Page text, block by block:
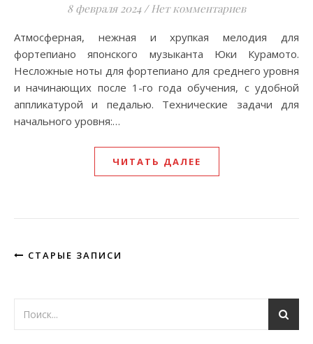
8 февраля 2024 / Нет комментариев
Атмосферная, нежная и хрупкая мелодия для
фортепиано японского музыканта Юки Курамото.
Несложные ноты для фортепиано для среднего уровня
и начинающих после 1-го года обучения, с удобной
аппликатурой и педалью. Технические задачи для
начального уровня:…
ЧИТАТЬ ДАЛЕЕ
СТАРЫЕ ЗАПИСИ